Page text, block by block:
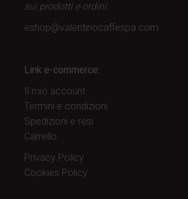
sui prodotti e ordini:
eshop@valentinocaffespa.com
Link e-commerce:
Il mio account
Termini e condizioni
Spedizioni e resi
Carrello
Privacy Policy
Cookies Policy